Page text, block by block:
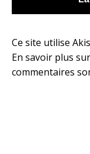
Ce site utilise
En savoir plus
commentaires